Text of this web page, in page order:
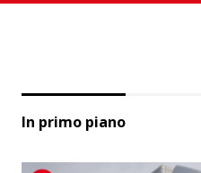
In primo piano